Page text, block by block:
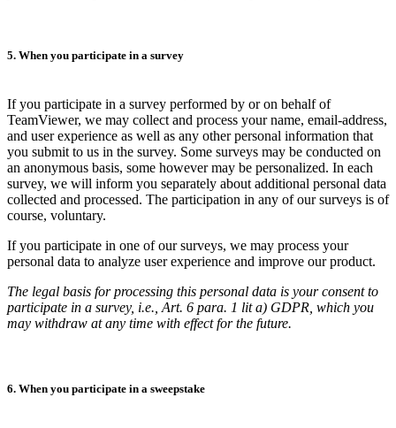
5. When you participate in a survey
If you participate in a survey performed by or on behalf of
TeamViewer, we may collect and process your name, email-address,
and user experience as well as any other personal information that
you submit to us in the survey. Some surveys may be conducted on
an anonymous basis, some however may be personalized. In each
survey, we will inform you separately about additional personal data
collected and processed. The participation in any of our surveys is of
course, voluntary.
If you participate in one of our surveys, we may process your
personal data to analyze user experience and improve our product.
The legal basis for processing this personal data is your consent to
participate in a survey, i.e., Art. 6 para. 1 lit a) GDPR, which you
may withdraw at any time with effect for the future.
6. When you participate in a sweepstake